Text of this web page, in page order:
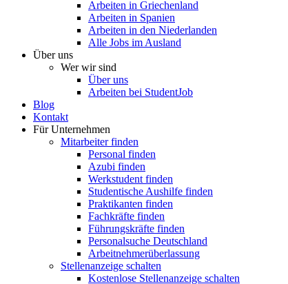
Arbeiten in Griechenland
Arbeiten in Spanien
Arbeiten in den Niederlanden
Alle Jobs im Ausland
Über uns
Wer wir sind
Über uns
Arbeiten bei StudentJob
Blog
Kontakt
Für Unternehmen
Mitarbeiter finden
Personal finden
Azubi finden
Werkstudent finden
Studentische Aushilfe finden
Praktikanten finden
Fachkräfte finden
Führungskräfte finden
Personalsuche Deutschland
Arbeitnehmerüberlassung
Stellenanzeige schalten
Kostenlose Stellenanzeige schalten